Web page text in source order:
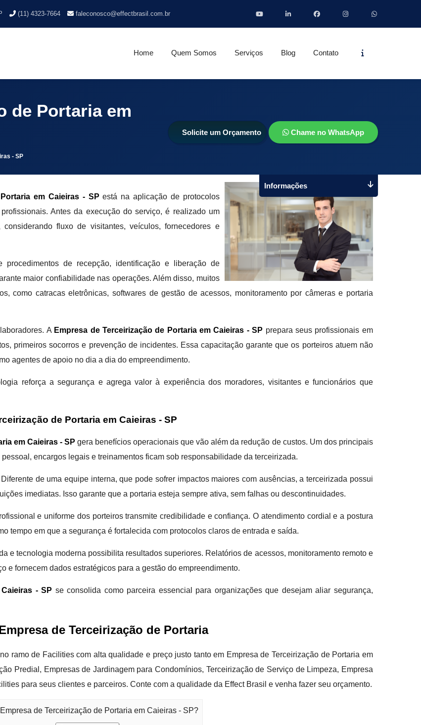
(11) 4323-7664 faleconosco@effectbrasil.com.br
Home Quem Somos Serviços Blog Contato
de Portaria em
- SP
Solicite um Orçamento Chame no WhatsApp
em Caieiras - SP está na aplicação de protocolos
Antes da execução do serviço, é realizado um
fluxo de visitantes, veículos, fornecedores e
de recepção, identificação e liberação de
maior confiabilidade nas operações. Além disso, muitos
como catracas eletrônicas, softwares de gestão de acessos, monitoramento por câmeras e portaria
A Empresa de Terceirização de Portaria em Caieiras - SP prepara seus profissionais em
primeiros socorros e prevenção de incidentes. Essa capacitação garante que os porteiros atuem não
agentes de apoio no dia a dia do empreendimento.
reforça a segurança e agrega valor à experiência dos moradores, visitantes e funcionários que
de Portaria em Caieiras - SP
em Caieiras - SP gera benefícios operacionais que vão além da redução de custos. Um dos principais
encargos legais e treinamentos ficam sob responsabilidade da terceirizada.
de uma equipe interna, que pode sofrer impactos maiores com ausências, a terceirizada possui
imediatas. Isso garante que a portaria esteja sempre ativa, sem falhas ou descontinuidades.
e uniforme dos porteiros transmite credibilidade e confiança. O atendimento cordial e a postura
tempo em que a segurança é fortalecida com protocolos claros de entrada e saída.
e tecnologia moderna possibilita resultados superiores. Relatórios de acessos, monitoramento remoto e
e fornecem dados estratégicos para a gestão do empreendimento.
- SP se consolida como parceira essencial para organizações que desejam aliar segurança,
de Terceirização de Portaria
ramo de Facilities com alta qualidade e preço justo tanto em Empresa de Terceirização de Portaria em
Predial, Empresas de Jardinagem para Condomínios, Terceirização de Serviço de Limpeza, Empresa
para seus clientes e parceiros. Conte com a qualidade da Effect Brasil e venha fazer seu orçamento.
de Terceirização de Portaria em Caieiras - SP?
Informações